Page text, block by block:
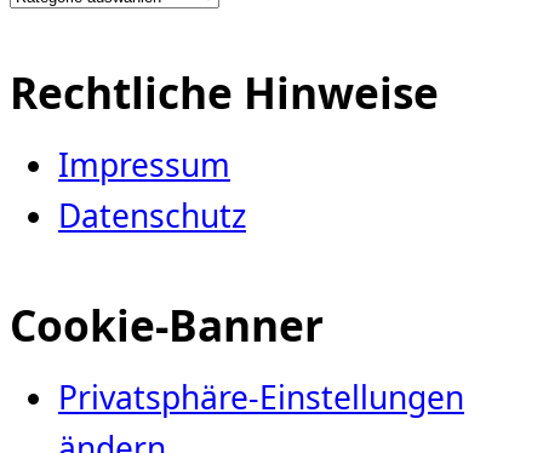
Rechtliche Hinweise
Impressum
Datenschutz
Cookie-Banner
Privatsphäre-Einstellungen